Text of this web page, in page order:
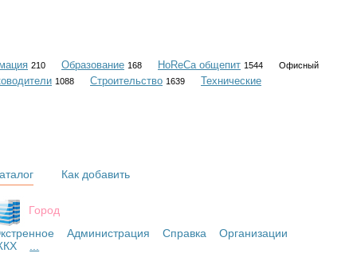
210 Образование 168 HoReCa общепит 1544
Офисный
1088 Строительство 1639
Технические
Город
Администрация Справка
Организации
Как добавить